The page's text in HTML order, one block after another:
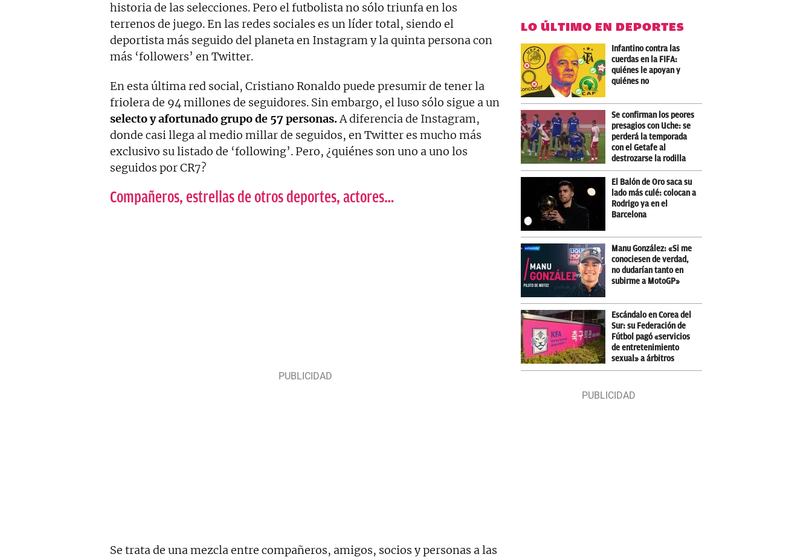
historia de las selecciones. Pero el futbolista no sólo triunfa en los
terrenos de juego. En las redes sociales es un líder total, siendo el
deportista más seguido del planeta en Instagram y la quinta persona con
más ‘followers’ en Twitter.
En esta última red social, Cristiano Ronaldo puede presumir de tener la
friolera de 94 millones de seguidores. Sin embargo, el luso sólo sigue a un
selecto y afortunado grupo de 57 personas.A diferencia de Instagram,
donde casi llega al medio millar de seguidos, en Twitter es mucho más
exclusivo su listado de ‘following’. Pero, ¿quiénes son uno a uno los
seguidos por CR7?
Compañeros, estrellas de otros deportes, actores…
Se trata de una mezcla entre compañeros, amigos, socios y personas a las
LO ÚLTIMO EN DEPORTES
Infantino contra las
cuerdas en la FIFA:
quiénes le apoyan y
quiénes no
Se confirman los peores
presagios con Uche: se
perderá la temporada
con el Getafe al
destrozarse la rodilla
El Balón de Oro saca su
lado más culé: colocan a
Rodrigo ya en el
Barcelona
Manu González: «Si me
conociesen de verdad,
no dudarían tanto en
subirme a MotoGP»
Escándalo en Corea del
Sur: su Federación de
Fútbol pagó «servicios
de entretenimiento
sexual» a árbitros